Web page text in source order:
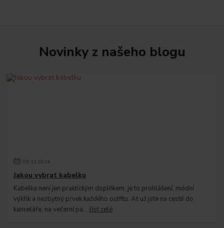
Novinky z našeho blogu
03. 11.2024
Jakou vybrat kabelku
Kabelka není jen praktickým doplňkem, je to prohlášení, módní
výkřik a nezbytný prvek každého outfitu. Ať už jste na cestě do
kanceláře, na večerní pa... číst celé